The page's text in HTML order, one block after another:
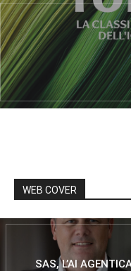
WEB COVER
SAS, L’AI